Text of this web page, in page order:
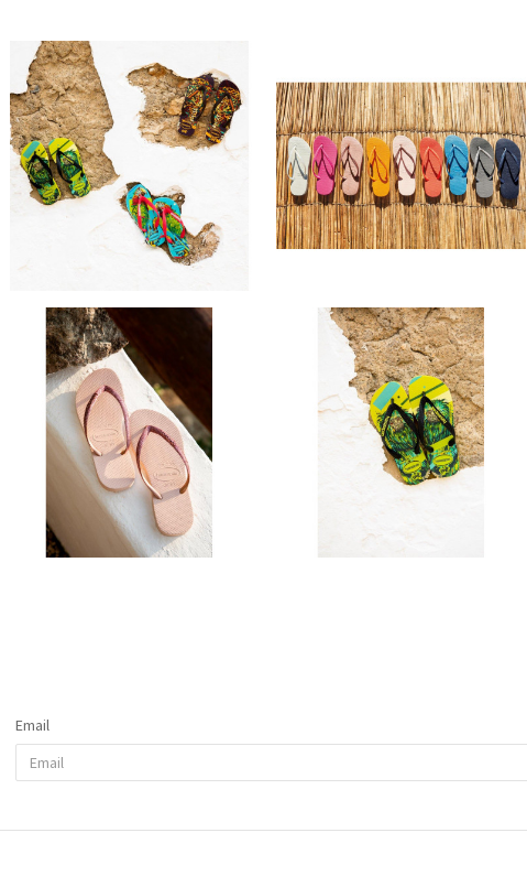
Email
Udruženje studenata elektrotehnike Evrope -
Istek (EESTEC) je organizovalo simpozijum
studenata elektrotehnike na kome je bilo
prisutno preko 60 studenata iz...
Detaljnije